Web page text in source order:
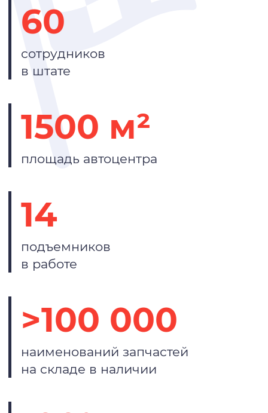
60
сотрудников
в штате
1500 м²
площадь автоцентра
14
подъемников
в работе
>100 000
наименований запчастей
на складе в наличии